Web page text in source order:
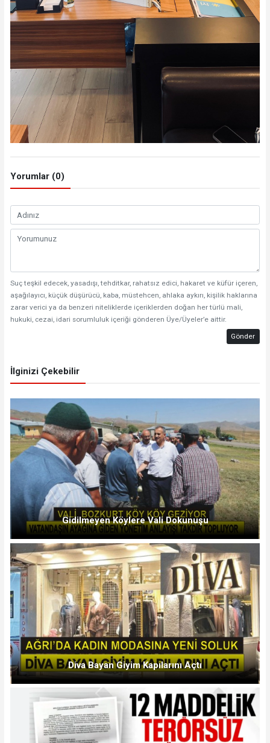
Yorumlar (0)
Suç teşkil edecek, yasadışı, tehditkar, rahatsız edici, hakaret ve küfür içeren,
aşağılayıcı, küçük düşürücü, kaba, müstehcen, ahlaka aykırı, kişilik haklarına
zarar verici ya da benzeri niteliklerde içeriklerden doğan her türlü mali,
hukuki, cezai, idari sorumluluk içeriği gönderen Üye/Üyeler’e aittir.
Gönder
İlginizi Çekebilir
Gidilmeyen Köylere Vali Dokunuşu
Diva Bayan Giyim Kapılarını Açtı